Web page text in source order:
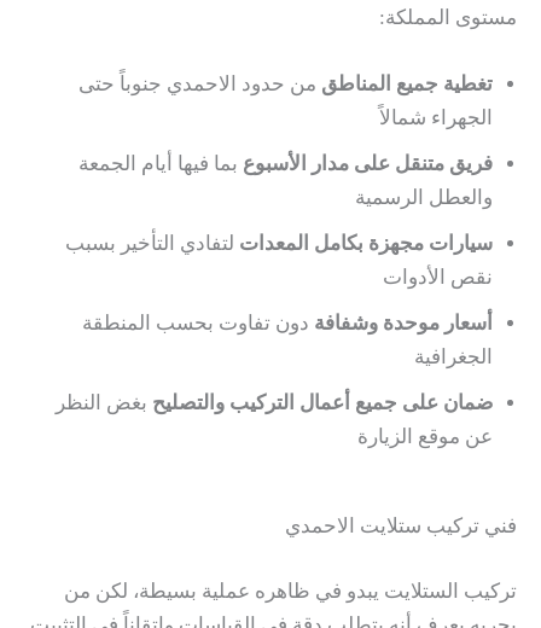
مستوى المملكة:
تغطية جميع المناطق من حدود الاحمدي جنوباً حتى
الجهراء شمالاً
فريق متنقل على مدار الأسبوع بما فيها أيام الجمعة
والعطل الرسمية
سيارات مجهزة بكامل المعدات لتفادي التأخير بسبب
نقص الأدوات
أسعار موحدة وشفافة دون تفاوت بحسب المنطقة
الجغرافية
ضمان على جميع أعمال التركيب والتصليح بغض النظر
عن موقع الزيارة
فني تركيب ستلايت الاحمدي
تركيب الستلايت يبدو في ظاهره عملية بسيطة، لكن من